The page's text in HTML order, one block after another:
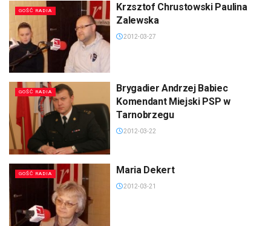
GOŚĆ RADIA
Krzsztof Chrustowski Paulina
Zalewska
2012-03-27
GOŚĆ RADIA
Brygadier Andrzej Babiec
Komendant Miejski PSP w
Tarnobrzegu
2012-03-22
GOŚĆ RADIA Maria Dekert
2012-03-21